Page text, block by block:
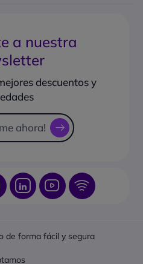
pedido?
a nuestra
descuentos y
ahora!
de forma fácil y segura